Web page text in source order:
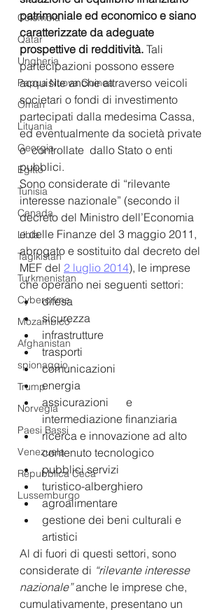
Colombia
Qatar
Ungheria
Papua Nuova Guinea
Oman
Lituania
Georgia
Egitto
Tunisia
Canada
Libia
Tagikistan
Turkmenistan
Cybercrime
Mozambico
Afghanistan
spionaggio
Trump
Norvegia
Paesi Bassi
Venezuela
Repubblica Ceca
Lussemburgo
patrimoniale ed economico e siano
caratterizzate da adeguate
prospettive di redditività. Tali
partecipazioni possono essere
acquisite anche attraverso veicoli
societari o fondi di investimento
partecipati dalla medesima Cassa,
ed eventualmente da società private
o  controllate  dallo Stato o enti
pubblici.
Sono considerate di “rilevante
interesse nazionale” (secondo il
decreto del Ministro dell’Economia
e delle Finanze del 3 maggio 2011,
abrogato e sostituito dal decreto del
MEF del 2 luglio 2014), le imprese
che operano nei seguenti settori:
difesa
sicurezza
infrastrutture
trasporti
comunicazioni
energia
assicurazioni 	e
intermediazione finanziaria
ricerca e innovazione ad alto
contenuto tecnologico
pubblici servizi
turistico-alberghiero
agroalimentare
gestione dei beni culturali e
artistici
Al di fuori di questi settori, sono
considerate di “rilevante interesse
nazionale” anche le imprese che,
cumulativamente, presentano un